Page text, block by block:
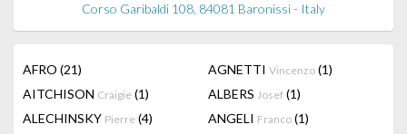
Corso Garibaldi 108, 84081 Baronissi - Italy
AFRO (21) AGNETTI Vincenzo (1)
AITCHISON Craigie (1) ALBERS Josef (1)
ALECHINSKY Pierre (4) ANGELI Franco (1)